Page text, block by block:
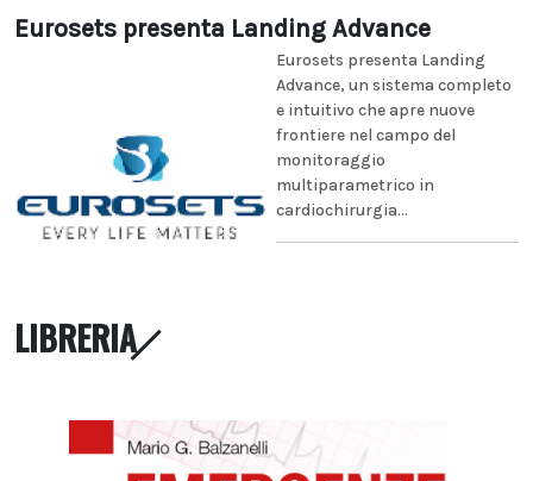
Eurosets presenta Landing Advance
Eurosets presenta Landing
Advance, un sistema completo
e intuitivo che apre nuove
frontiere nel campo del
monitoraggio
multiparametrico in
cardiochirurgia...
LIBRERIA